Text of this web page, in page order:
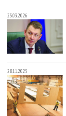
23.03.2026
28.11.2025